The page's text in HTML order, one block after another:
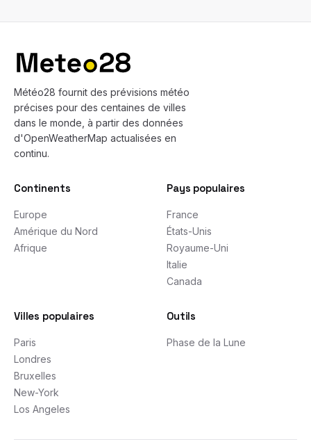
Météo28 fournit des prévisions météo
précises pour des centaines de villes
dans le monde, à partir des données
d'OpenWeatherMap actualisées en
continu.
Continents
Europe
Amérique du Nord
Afrique
Pays populaires
France
États-Unis
Royaume-Uni
Italie
Canada
Villes populaires
Paris
Londres
Bruxelles
New-York
Los Angeles
Outils
Phase de la Lune